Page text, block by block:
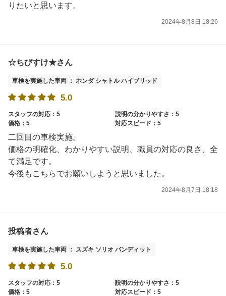
りたいと思います。
2024年8月8日 18:26
☆ちびすけ★さん
車検を実施した車両 ： ホンダ シャトル ハイブリッド
5.0
スタッフの対応：5
説明の分かりやすさ：5
価格：5
対応スピード：5
二回目の車検実施。
価格の明確化、わかりやすい説明、職員の対応の良さ、全
て満足です。
今後もこちらでお願いしようと思いました。
2024年8月7日 18:18
投稿者さん
車検を実施した車両 ： スズキ ソリオ バンディット
5.0
スタッフの対応：5
説明の分かりやすさ：5
価格：5
対応スピード：5